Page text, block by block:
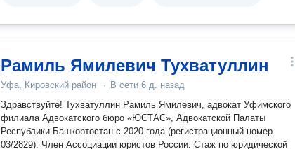
Рамиль Ямилевич Тухватуллин
Уфа, Кировский район · В сети 6 д. назад
Здравствуйте! Тухватуллин Рамиль Ямилевич, адвокат Уфимского
филиала Адвокатского бюро «ЮСТАС», Адвокатской Палаты
Республики Башкортостан с 2020 года (регистрационный номер
03/2829). Член Ассоциации юристов России. Стаж по юридической